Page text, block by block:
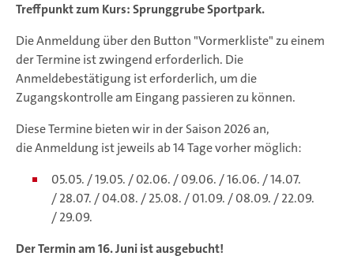
Treffpunkt zum Kurs: Sprunggrube Sportpark.
Die Anmeldung über den Button "Vormerkliste" zu einem
der Termine ist zwingend erforderlich. Die
Anmeldebestätigung ist erforderlich, um die
Zugangskontrolle am Eingang passieren zu können.
Diese Termine bieten wir in der Saison 2026 an,
die Anmeldung ist jeweils ab 14 Tage vorher möglich:
05.05. / 19.05. / 02.06. / 09.06. / 16.06. / 14.07.
/ 28.07. / 04.08. / 25.08. / 01.09. / 08.09. / 22.09.
/ 29.09.
Der Termin am 16. Juni ist ausgebucht!